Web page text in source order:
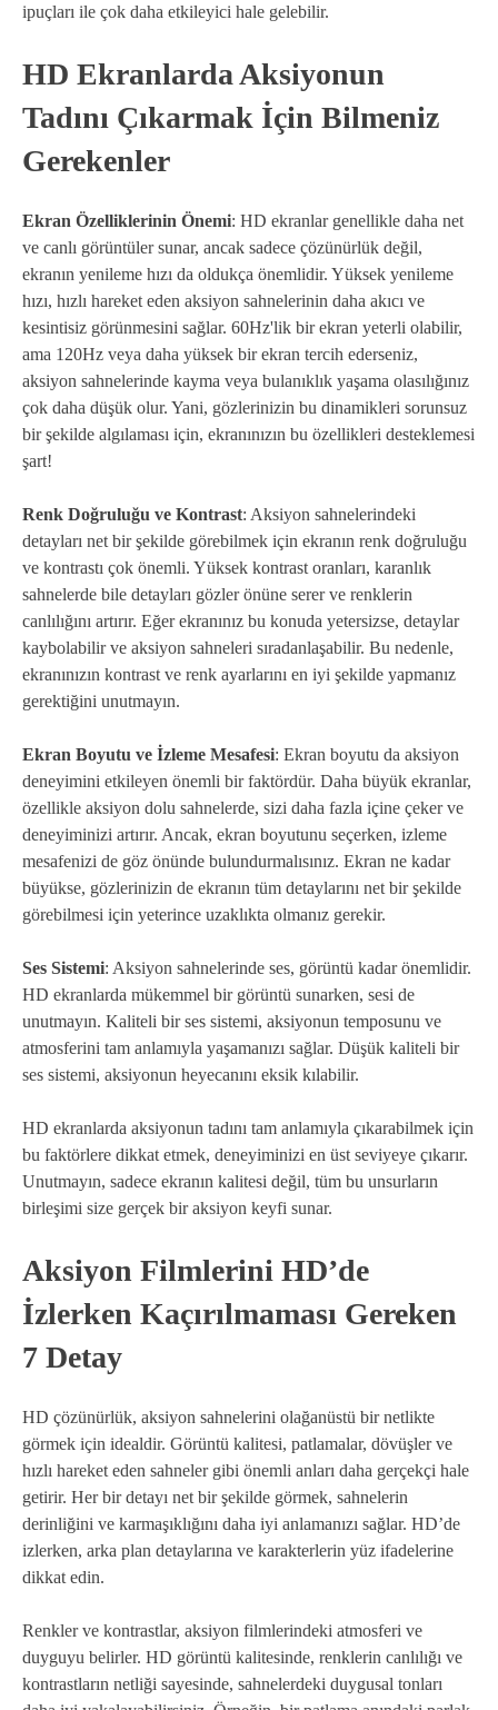
ipuçları ile çok daha etkileyici hale gelebilir.
HD Ekranlarda Aksiyonun
Tadını Çıkarmak İçin Bilmeniz
Gerekenler
Ekran Özelliklerinin Önemi: HD ekranlar genellikle daha net
ve canlı görüntüler sunar, ancak sadece çözünürlük değil,
ekranın yenileme hızı da oldukça önemlidir. Yüksek yenileme
hızı, hızlı hareket eden aksiyon sahnelerinin daha akıcı ve
kesintisiz görünmesini sağlar. 60Hz'lik bir ekran yeterli olabilir,
ama 120Hz veya daha yüksek bir ekran tercih ederseniz,
aksiyon sahnelerinde kayma veya bulanıklık yaşama olasılığınız
çok daha düşük olur. Yani, gözlerinizin bu dinamikleri sorunsuz
bir şekilde algılaması için, ekranınızın bu özellikleri desteklemesi
şart!
Renk Doğruluğu ve Kontrast: Aksiyon sahnelerindeki
detayları net bir şekilde görebilmek için ekranın renk doğruluğu
ve kontrastı çok önemli. Yüksek kontrast oranları, karanlık
sahnelerde bile detayları gözler önüne serer ve renklerin
canlılığını artırır. Eğer ekranınız bu konuda yetersizse, detaylar
kaybolabilir ve aksiyon sahneleri sıradanlaşabilir. Bu nedenle,
ekranınızın kontrast ve renk ayarlarını en iyi şekilde yapmanız
gerektiğini unutmayın.
Ekran Boyutu ve İzleme Mesafesi: Ekran boyutu da aksiyon
deneyimini etkileyen önemli bir faktördür. Daha büyük ekranlar,
özellikle aksiyon dolu sahnelerde, sizi daha fazla içine çeker ve
deneyiminizi artırır. Ancak, ekran boyutunu seçerken, izleme
mesafenizi de göz önünde bulundurmalısınız. Ekran ne kadar
büyükse, gözlerinizin de ekranın tüm detaylarını net bir şekilde
görebilmesi için yeterince uzaklıkta olmanız gerekir.
Ses Sistemi: Aksiyon sahnelerinde ses, görüntü kadar önemlidir.
HD ekranlarda mükemmel bir görüntü sunarken, sesi de
unutmayın. Kaliteli bir ses sistemi, aksiyonun temposunu ve
atmosferini tam anlamıyla yaşamanızı sağlar. Düşük kaliteli bir
ses sistemi, aksiyonun heyecanını eksik kılabilir.
HD ekranlarda aksiyonun tadını tam anlamıyla çıkarabilmek için
bu faktörlere dikkat etmek, deneyiminizi en üst seviyeye çıkarır.
Unutmayın, sadece ekranın kalitesi değil, tüm bu unsurların
birleşimi size gerçek bir aksiyon keyfi sunar.
Aksiyon Filmlerini HD’de
İzlerken Kaçırılmaması Gereken
7 Detay
HD çözünürlük, aksiyon sahnelerini olağanüstü bir netlikte
görmek için idealdir. Görüntü kalitesi, patlamalar, dövüşler ve
hızlı hareket eden sahneler gibi önemli anları daha gerçekçi hale
getirir. Her bir detayı net bir şekilde görmek, sahnelerin
derinliğini ve karmaşıklığını daha iyi anlamanızı sağlar. HD’de
izlerken, arka plan detaylarına ve karakterlerin yüz ifadelerine
dikkat edin.
Renkler ve kontrastlar, aksiyon filmlerindeki atmosferi ve
duyguyu belirler. HD görüntü kalitesinde, renklerin canlılığı ve
kontrastların netliği sayesinde, sahnelerdeki duygusal tonları